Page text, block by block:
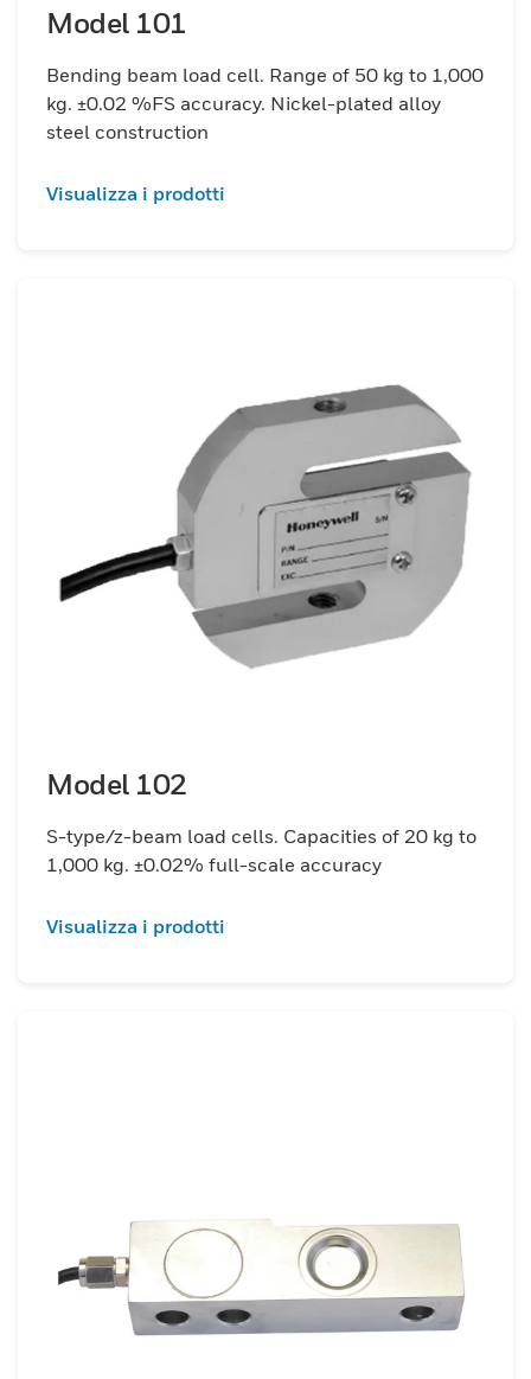
Model 101
Bending beam load cell. Range of 50 kg to 1,000
kg. ±0.02 %FS accuracy. Nickel-plated alloy
steel construction
Visualizza i prodotti
Model 102
S-type/z-beam load cells. Capacities of 20 kg to
1,000 kg. ±0.02% full-scale accuracy
Visualizza i prodotti